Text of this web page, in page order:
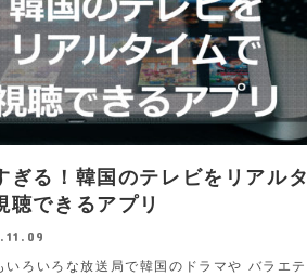
ぎる！韓国のテレビをリアルタ
聴できるアプリ
いろいろな放送局で韓国のドラマや バラエテ